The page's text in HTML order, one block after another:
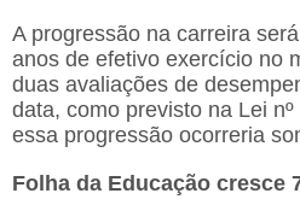
A progressão na carreira
anos de efetivo exercício no
duas avaliações de
data, como previsto na Lei
essa progressão ocorreria
Folha da Educação cresce